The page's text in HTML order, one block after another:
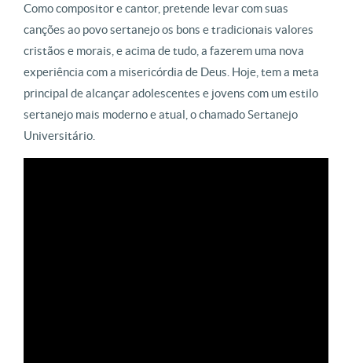
Como compositor e cantor, pretende levar com suas
canções ao povo sertanejo os bons e tradicionais valores
cristãos e morais, e acima de tudo, a fazerem uma nova
experiência com a misericórdia de Deus. Hoje, tem a meta
principal de alcançar adolescentes e jovens com um estilo
sertanejo mais moderno e atual, o chamado Sertanejo
Universitário.